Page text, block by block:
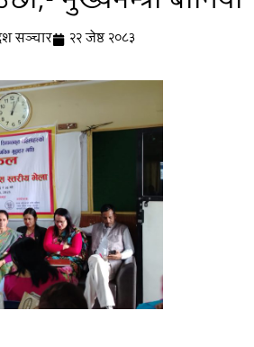
सञ्चार २२ जेष्ठ २०८३